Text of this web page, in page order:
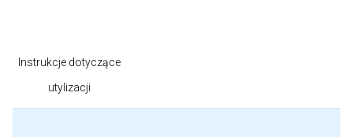
Instrukcje dotyczące
utylizacji